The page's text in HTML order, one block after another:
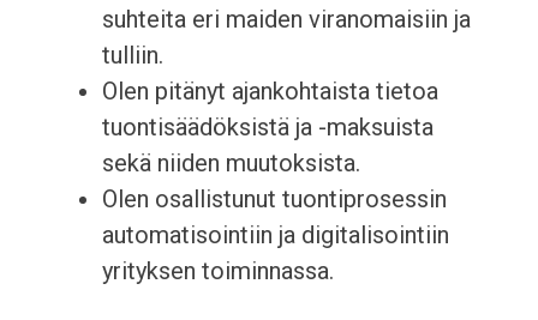
suhteita eri maiden viranomaisiin ja
tulliin.
Olen pitänyt ajankohtaista tietoa
tuontisäädöksistä ja -maksuista
sekä niiden muutoksista.
Olen osallistunut tuontiprosessin
automatisointiin ja digitalisointiin
yrityksen toiminnassa.